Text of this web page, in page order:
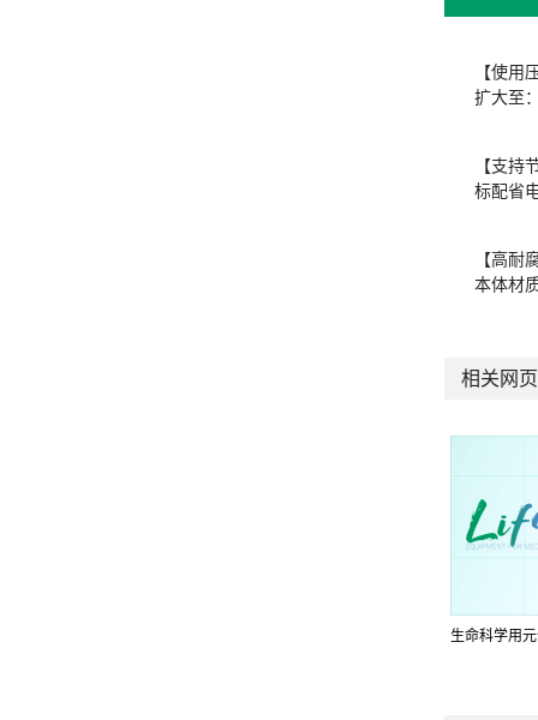
【使用
扩大至
【支持
标配省
【高耐
本体材
相关网页
生命科学用